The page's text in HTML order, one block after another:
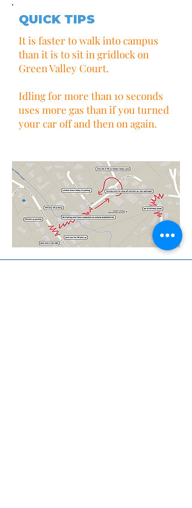
QUICK TIPS
It is faster to walk into campus
than it is to sit in gridlock on
Green Valley Court.
Idling for more than 10 seconds
uses more gas than if you turned
your car off and then on again.